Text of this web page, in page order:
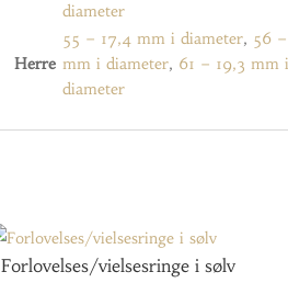
diameter
Herre
55 – 17,4 mm i diameter, 56
mm i diameter, 61 – 19,3 mm
diameter
Forlovelses/vielsesringe i sølv